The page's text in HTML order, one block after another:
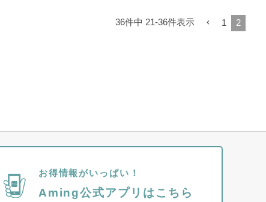
36件中 21-36件表示 1 2
お得情報がいっぱい！
Aming公式アプリはこちら